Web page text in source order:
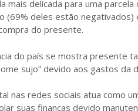
mais delicada para uma
(69% deles estão negativados)
do presente.
do país se mostra presente
sujo” devido aos gastos
nas redes sociais atua como
suas finanças devido